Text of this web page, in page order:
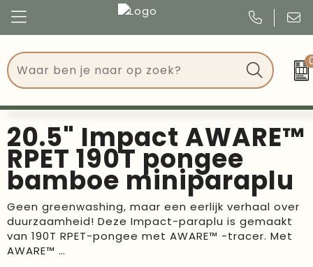
Tassen
Drinkwaren
Events
Give Aways
Geschenken
Congres
Events
Kerst
Verjaardagen
Voetbal, EK en WK
20.5" Impact AWARE™
RPET 190T pongee
bamboe miniparaplu
Geen greenwashing, maar een eerlijk verhaal over
duurzaamheid! Deze Impact-paraplu is gemaakt
van 190T RPET-pongee met AWARE™ -tracer. Met
AWARE™ …